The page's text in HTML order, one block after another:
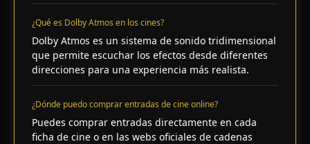
¿Qué es Dolby Atmos en los cines?
Dolby Atmos es un sistema de sonido tridimensional
que permite escuchar los efectos desde diferentes
direcciones para una experiencia más realista.
¿Dónde puedo comprar entradas de cine online?
Puedes comprar entradas directamente en cada
ficha de cine o en las webs oficiales de cadenas